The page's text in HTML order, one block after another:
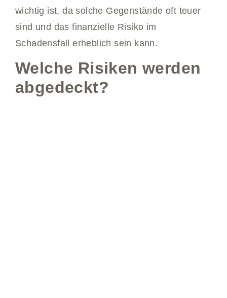
wichtig ist, da solche Gegenstände oft teuer
sind und das finanzielle Risiko im
Schadensfall erheblich sein kann.
Welche Risiken werden
abgedeckt?